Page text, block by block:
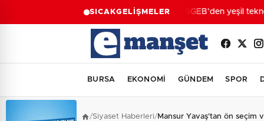
SICAKGELİŞMELERKOSGEB’den yeşil
BURSA EKONOMİ GÜNDEM SPOR
/Siyaset Haberleri/Mansur Yavaş'tan ön seçim